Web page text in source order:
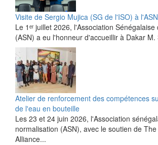
Visite de Sergio Mujica (SG de l'ISO) à l'ASN
Le 1ᵉʳ juillet 2026, l'Association
(ASN) a eu l'honneur d'accueillir à Dakar M.
Atelier de renforcement des compétences
de l'eau en bouteille
Les 23 et 24 juin 2026, l'Association
normalisation (ASN), avec le soutien de
Alliance...